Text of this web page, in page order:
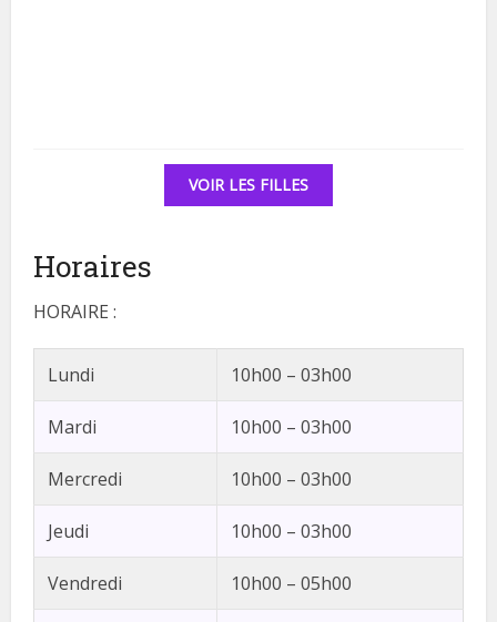
VOIR LES FILLES
Horaires
HORAIRE :
Lundi 10h00 – 03h00
Mardi 10h00 – 03h00
Mercredi 10h00 – 03h00
Jeudi 10h00 – 03h00
Vendredi 10h00 – 05h00